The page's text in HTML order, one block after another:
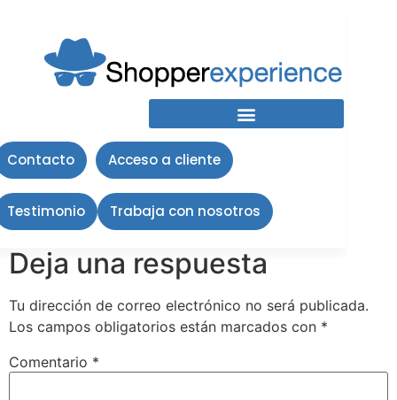
Contacto Acceso a cliente
Testimonio Trabaja con nosotros
Captura de Pantalla
2023-07-04 a la(s)
12.03.01
Deja una respuesta
Tu dirección de correo electrónico no será publicada.
Los campos obligatorios están marcados con *
Comentario *